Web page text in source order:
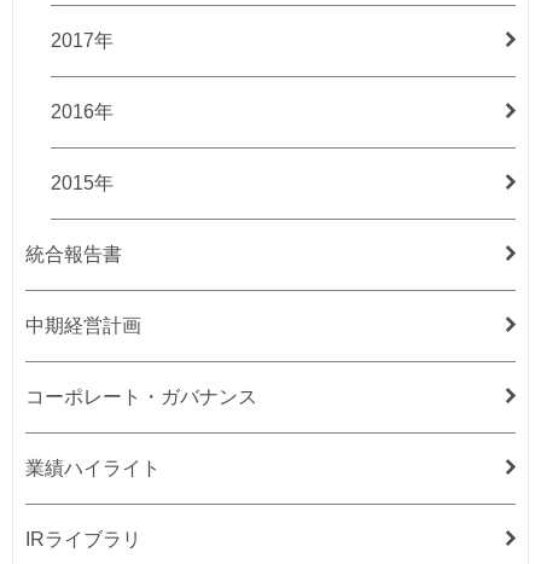
2017年
2016年
2015年
統合報告書
中期経営計画
コーポレート・ガバナンス
業績ハイライト
IRライブラリ